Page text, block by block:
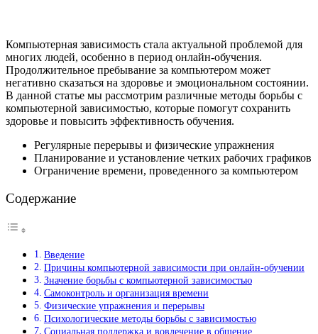
Компьютерная зависимость стала актуальной проблемой для
многих людей, особенно в период онлайн-обучения.
Продолжительное пребывание за компьютером может
негативно сказаться на здоровье и эмоциональном состоянии.
В данной статье мы рассмотрим различные методы борьбы с
компьютерной зависимостью, которые помогут сохранить
здоровье и повысить эффективность обучения.
Регулярные перерывы и физические упражнения
Планирование и установление четких рабочих графиков
Ограничение времени, проведенного за компьютером
Содержание
Введение
Причины компьютерной зависимости при онлайн-обучении
Значение борьбы с компьютерной зависимостью
Самоконтроль и организация времени
Физические упражнения и перерывы
Психологические методы борьбы с зависимостью
Социальная поддержка и вовлечение в общение